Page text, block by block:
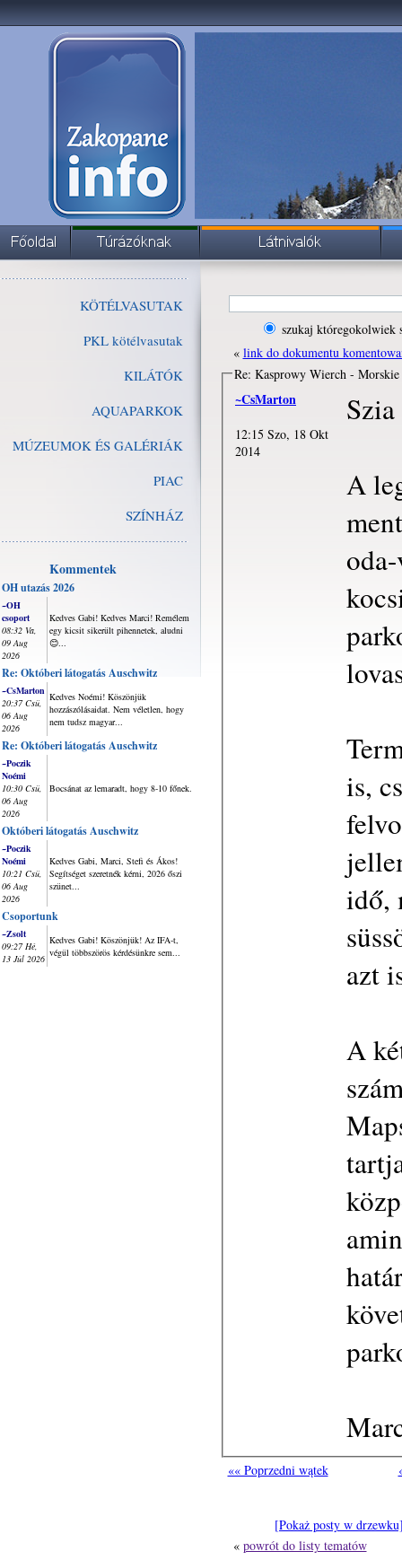
KÖTÉLVASUTAK
PKL kötélvasutak
KILÁTÓK
AQUAPARKOK
MÚZEUMOK ÉS GALÉRIÁK
PIAC
SZÍNHÁZ
Kommentek
OH utazás 2026
~OH
csoport
08:32 Va,
09 Aug
2026
Kedves Gabi! Kedves Marci! Remélem
egy kicsit sikerült pihennetek, aludni
😊...
Re: Októberi látogatás Auschwitz
~CsMarton
20:37 Csü,
06 Aug
2026
Kedves Noémi! Köszönjük
hozzászólásaidat. Nem véletlen, hogy
nem tudsz magyar...
Re: Októberi látogatás Auschwitz
~Poczik
Noémi
10:30 Csü,
06 Aug
2026
Bocsánat az lemaradt, hogy 8-10 főnek.
Októberi látogatás Auschwitz
~Poczik
Noémi
10:21 Csü,
06 Aug
2026
Kedves Gabi, Marci, Stefi és Ákos!
Segítséget szeretnék kérni, 2026 őszi
szünet...
Csoportunk
~Zsolt
09:27 Hé,
13 Júl 2026
Kedves Gabi! Köszönjük! Az IFA-t,
végül többszörös kérdésünkre sem...
szukaj któregokolwiek
« link do dokumentu
Re: Kasprowy Wierch -
~CsMarton
12:15 Szo, 18 Okt
2014
A
is,
idő,
azt
A
tartja
«« Poprzedni wątek
[Pokaż posty w
« powrót do listy tematów